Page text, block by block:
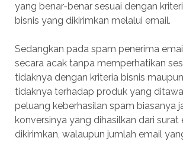
yang benar-benar sesuai dengan
bisnis yang dikirimkan melalui email.
Sedangkan pada spam penerima
secara acak tanpa memperhatikan
tidaknya dengan kriteria bisnis
tidaknya terhadap produk yang
peluang keberhasilan spam biasanya
konversinya yang dihasilkan dari surat
dikirimkan, walaupun jumlah email